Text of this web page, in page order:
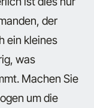
der
ein kleines
was
Machen Sie
um die